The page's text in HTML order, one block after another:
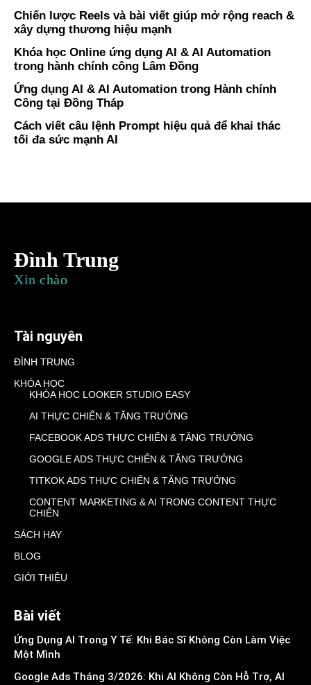
Chiến lược Reels và bài viết giúp mở rộng reach &
xây dựng thương hiệu mạnh
Khóa học Online ứng dụng AI & AI Automation
trong hành chính công Lâm Đồng
Ứng dụng AI & AI Automation trong Hành chính
Công tại Đồng Tháp
Cách viết câu lệnh Prompt hiệu quả để khai thác
tối đa sức mạnh AI
Đình Trung
Xin chào
Tài nguyên
ĐÌNH TRUNG
KHÓA HỌC
KHÓA HỌC LOOKER STUDIO EASY
AI THỰC CHIẾN & TĂNG TRƯỞNG
FACEBOOK ADS THỰC CHIẾN & TĂNG TRƯỞNG
GOOGLE ADS THỰC CHIẾN & TĂNG TRƯỞNG
TITKOK ADS THỰC CHIẾN & TĂNG TRƯỞNG
CONTENT MARKETING & AI TRONG CONTENT THỰC
CHIẾN
SÁCH HAY
BLOG
GIỚI THIỆU
Bài viết
Ứng Dụng AI Trong Y Tế: Khi Bác Sĩ Không Còn Làm Việc
Một Mình
Google Ads Tháng 3/2026: Khi AI Không Còn Hỗ Trợ, AI